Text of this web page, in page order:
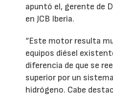
apuntó el, gerente de
en JCB Iberia.
“Este motor resulta
equipos diésel
diferencia de que se
superior por un
hidrógeno. Cabe